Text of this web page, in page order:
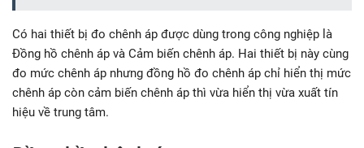
Có hai thiết bị đo chênh áp được dùng trong công nghiệp là
Đồng hồ chênh áp và Cảm biến chênh áp. Hai thiết bị này cùng
đo mức chênh áp nhưng đồng hồ đo chênh áp chỉ hiển thị mức
chênh áp còn cảm biến chênh áp thì vừa hiển thị vừa xuất tín
hiệu về trung tâm.